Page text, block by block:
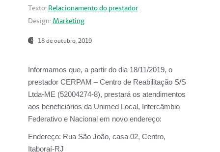
Texto: Relacionamento do prestador
Design: Marketing
18 de outubro, 2019
Informamos que, a partir do dia 18/11/2019, o
prestador CERPAM – Centro de Reabilitação S/S
Ltda-ME (52004274-8), prestará os atendimentos
aos beneficiários da Unimed Local, Intercâmbio
Federativo e Nacional em novo endereço:
Endereço: Rua São João, casa 02, Centro,
Itaboraí-RJ